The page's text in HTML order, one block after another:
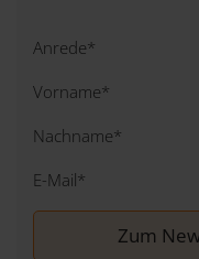
Anrede*
Vorname*
Nachname*
E-Mail*